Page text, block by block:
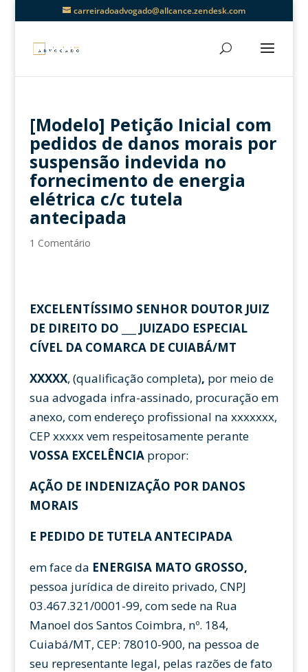
carreiradoadvogado@allcance.zendesk.com
[Modelo] Petição Inicial com
pedidos de danos morais por
suspensão indevida no
fornecimento de energia
elétrica c/c tutela
antecipada
1 Comentário
EXCELENTÍSSIMO SENHOR DOUTOR JUIZ
DE DIREITO DO ___ JUIZADO ESPECIAL
CÍVEL DA COMARCA DE CUIABÁ/MT
XXXXX, (qualificação completa), por meio de
sua advogada infra-assinado, procuração em
anexo, com endereço profissional na xxxxxxx,
CEP xxxxx vem respeitosamente perante
VOSSA EXCELÊNCIA propor:
AÇÃO DE INDENIZAÇÃO POR DANOS
MORAIS
E PEDIDO DE TUTELA ANTECIPADA
em face da ENERGISA MATO GROSSO,
pessoa jurídica de direito privado, CNPJ
03.467.321/0001-99, com sede na Rua
Manoel dos Santos Coimbra, nº. 184,
Cuiabá/MT, CEP: 78010-900, na pessoa de
seu representante legal, pelas razões de fato